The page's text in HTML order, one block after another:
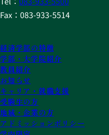
Fax：083-933-5514
経済学部の特徴
学部・大学院紹介
教員紹介
お知らせ
キャリア・就職支援
受験生の方
地域・企業の方
アドミッションポリシー